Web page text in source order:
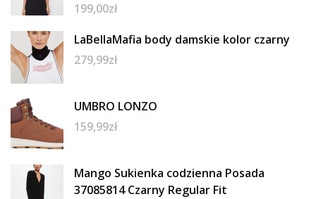
199,00zł
LaBellaMafia body damskie kolor czarny
279,99zł
UMBRO LONZO
159,99zł
Mango Sukienka codzienna Posada
37085814 Czarny Regular Fit